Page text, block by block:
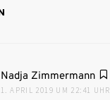
Nadja Zimmermann
1. APRIL 2019 UM 22:41 UHR